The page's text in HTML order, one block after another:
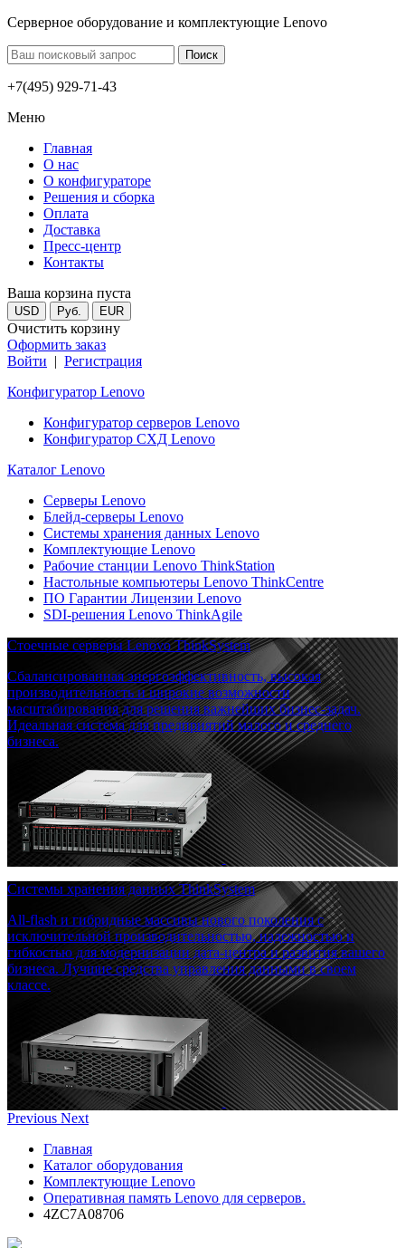
Серверное оборудование и комплектующие Lenovo
+7(495) 929-71-43
Меню
Главная
О нас
О конфигураторе
Решения и сборка
Оплата
Доставка
Пресс-центр
Контакты
Ваша корзина пуста
USD Руб. EUR
Очистить корзину
Оформить заказ
Войти | Регистрация
Конфигуратор Lenovo
Конфигуратор серверов Lenovo
Конфигуратор СХД Lenovo
Каталог Lenovo
Серверы Lenovo
Блейд-серверы Lenovo
Системы хранения данных Lenovo
Комплектующие Lenovo
Рабочие станции Lenovo ThinkStation
Настольные компьютеры Lenovo ThinkCentre
ПО Гарантии Лицензии Lenovo
SDI-решения Lenovo ThinkAgile
Стоечные серверы Lenovo ThinkSystem
Сбалансированная энергоэффективность, высокая
производительность и широкие возможности
масштабирования для решения важнейших бизнес-задач.
Идеальная система для предприятий малого и среднего
бизнеса.
Системы хранения данных ThinkSystem
All-flash и гибридные массивы нового поколения с
исключительной производительностью, надежностью и
гибкостью для модернизации дата-центра и развития вашего
бизнеса. Лучшие средства управления данными в своем
классе.
Previous Next
Главная
Каталог оборудования
Комплектующие Lenovo
Оперативная память Lenovo для серверов.
4ZC7A08706